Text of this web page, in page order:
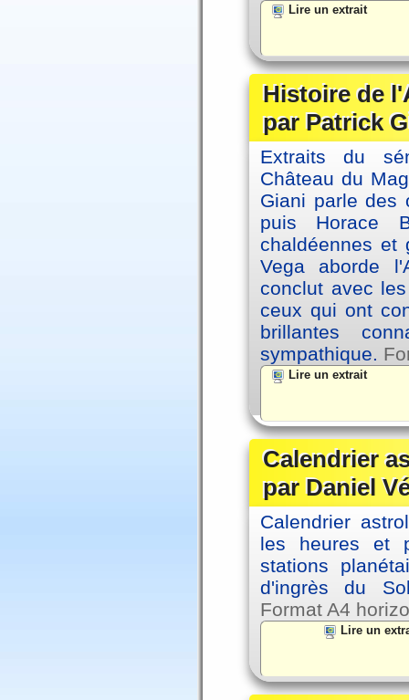
Lire un extrait
Histoire de
par Patrick
Extraits du
Château du
Giani parle des
puis Horace
chaldéennes et
Vega aborde
conclut avec
ceux qui ont
brillantes
sympathique.
Lire un extrait
Calendrier
par Daniel
Calendrier
les heures et
stations
d'ingrès du
Format A4
Lire un